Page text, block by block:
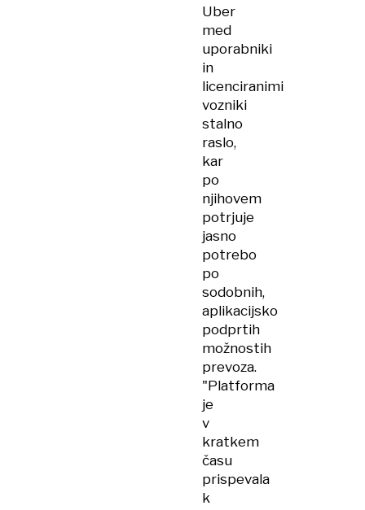
Uber
med
uporabniki
in
licenciranimi
vozniki
stalno
raslo,
kar
po
njihovem
potrjuje
jasno
potrebo
po
sodobnih,
aplikacijsko
podprtih
možnostih
prevoza.
"Platforma
je
v
kratkem
času
prispevala
k